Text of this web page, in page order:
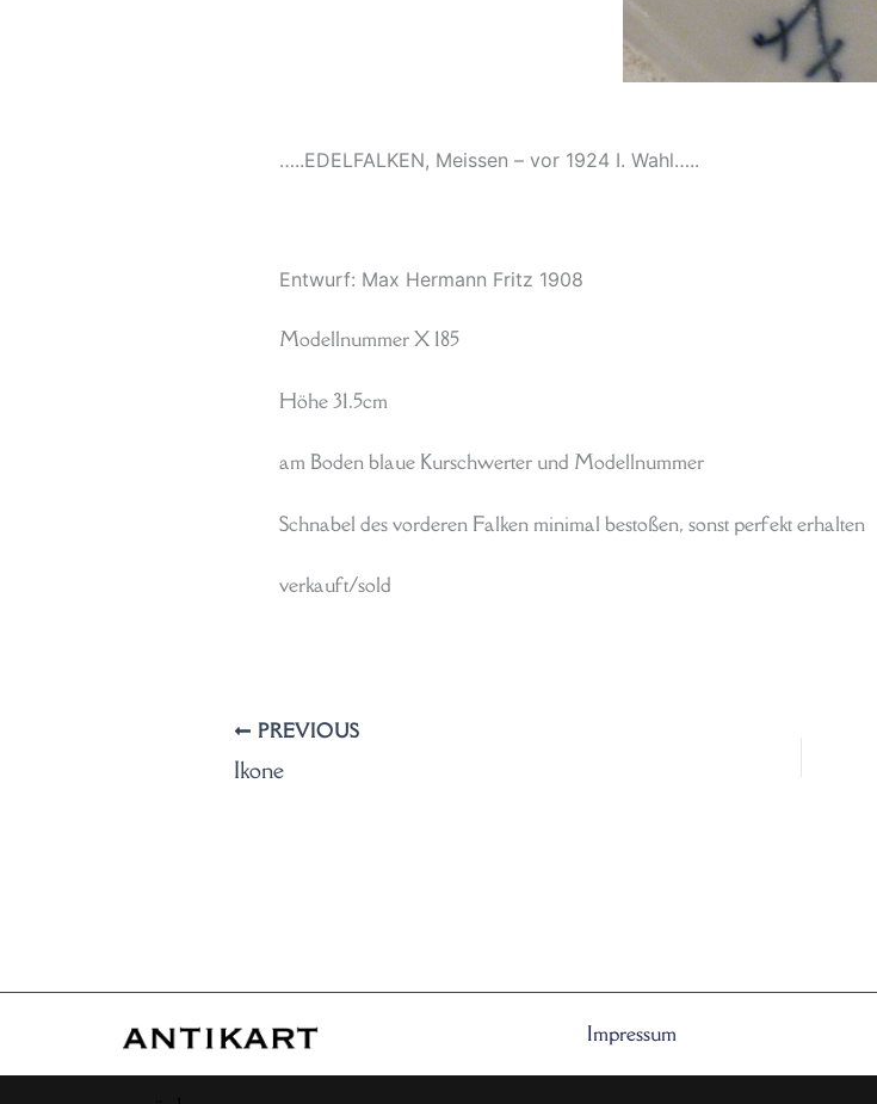
…..EDELFALKEN, Meissen – vor 1924 I. Wahl…..
Entwurf: Max Hermann Fritz 1908
Modellnummer X 185
Höhe 31.5cm
am Boden blaue Kurschwerter und Modellnummer
Schnabel des vorderen Falken minimal bestoßen, sonst perfekt erhalten
verkauft/sold
PREVIOUS
Ikone
Impressum